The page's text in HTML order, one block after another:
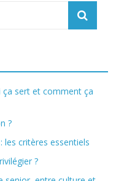
ça sert et comment ça
?
les critères essentiels
?